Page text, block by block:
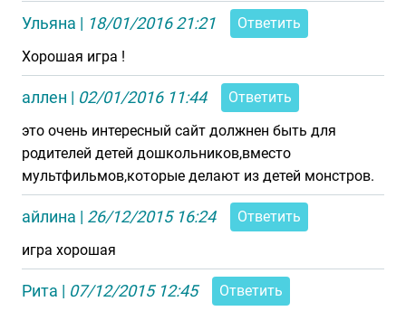
Ульяна | 18/01/2016 21:21
Ответить
Хорошая игра !
аллен | 02/01/2016 11:44
Ответить
это очень интересный сайт должнен быть для
родителей детей дошкольников,вместо
мультфильмов,которые делают из детей монстров.
айлина | 26/12/2015 16:24
Ответить
игра хорошая
Рита | 07/12/2015 12:45
Ответить